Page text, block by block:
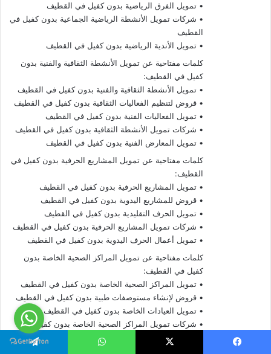
• تمويل الفرق الرياضية بدون كفيل في القطيف
• شركات تمويل الأنشطة الرياضية الجماعية بدون كفيل في
القطيف
• تمويل الأندية الرياضية بدون كفيل في القطيف
كلمات مفتاحية عن تمويل الأنشطة الثقافية والفنية بدون
كفيل في القطيف:
• تمويل الأنشطة الثقافية والفنية بدون كفيل في القطيف
• قروض لتنظيم الفعاليات الثقافية بدون كفيل في القطيف
• تمويل الفعاليات الفنية بدون كفيل في القطيف
• شركات تمويل الأنشطة الثقافية بدون كفيل في القطيف
• تمويل المعارض الفنية بدون كفيل في القطيف
كلمات مفتاحية عن تمويل المشاريع الحرفية بدون كفيل في
القطيف:
• تمويل المشاريع الحرفية بدون كفيل في القطيف
• قروض للمشاريع اليدوية بدون كفيل في القطيف
• تمويل الحرف التقليدية بدون كفيل في القطيف
• شركات تمويل المشاريع الحرفية بدون كفيل في القطيف
• تمويل أعمال الحرف اليدوية بدون كفيل في القطيف
كلمات مفتاحية عن تمويل المراكز الصحية الخاصة بدون
كفيل في القطيف:
• تمويل المراكز الصحية الخاصة بدون كفيل في القطيف
• قروض لإنشاء مستوصفات طبية بدون كفيل في القطيف
• تمويل العيادات الخاصة بدون كفيل في القطيف
• شركات تمويل المراكز الصحية الخاصة بدون كفيل في